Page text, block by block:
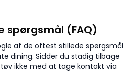
spørgsmål (FAQ)
af de oftest stillede spørgsmål
dining. Sidder du stadig tilbage
ikke med at tage kontakt via